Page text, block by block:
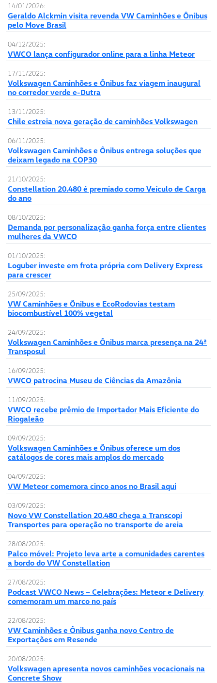
14/01/2026:
Geraldo Alckmin visita revenda VW Caminhões e Ônibus
pelo Move Brasil
04/12/2025:
VWCO lança configurador online para a linha Meteor
17/11/2025:
Volkswagen Caminhões e Ônibus faz viagem inaugural
no corredor verde e-Dutra
13/11/2025:
Chile estreia nova geração de caminhões Volkswagen
06/11/2025:
Volkswagen Caminhões e Ônibus entrega soluções que
deixam legado na COP30
21/10/2025:
Constellation 20.480 é premiado como Veículo de Carga
do ano
08/10/2025:
Demanda por personalização ganha força entre clientes
mulheres da VWCO
01/10/2025:
Loguber investe em frota própria com Delivery Express
para crescer
25/09/2025:
VW Caminhões e Ônibus e EcoRodovias testam
biocombustível 100% vegetal
24/09/2025:
Volkswagen Caminhões e Ônibus marca presença na 24ª
Transposul
16/09/2025:
VWCO patrocina Museu de Ciências da Amazônia
11/09/2025:
VWCO recebe prêmio de Importador Mais Eficiente do
Riogaleão
09/09/2025:
Volkswagen Caminhões e Ônibus oferece um dos
catálogos de cores mais amplos do mercado
04/09/2025:
VW Meteor comemora cinco anos no Brasil aqui
03/09/2025:
Novo VW Constellation 20.480 chega a Transcopi
Transportes para operação no transporte de areia
28/08/2025:
Palco móvel: Projeto leva arte a comunidades carentes
a bordo do VW Constellation
27/08/2025:
Podcast VWCO News – Celebrações: Meteor e Delivery
comemoram um marco no país
22/08/2025:
VW Caminhões e Ônibus ganha novo Centro de
Exportações em Resende
20/08/2025:
Volkswagen apresenta novos caminhões vocacionais na
Concrete Show